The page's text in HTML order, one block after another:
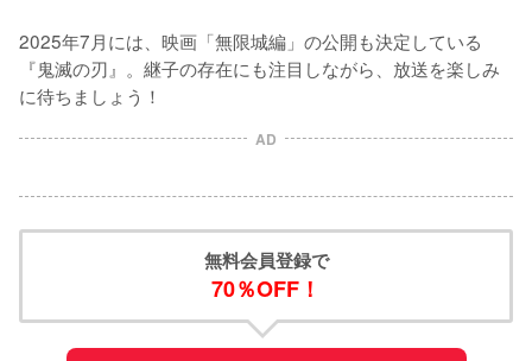
2025年7月には、映画「無限城編」の公開も決定している
『鬼滅の刃』。継子の存在にも注目しながら、放送を楽しみ
に待ちましょう！
AD
無料会員登録で
70％OFF！